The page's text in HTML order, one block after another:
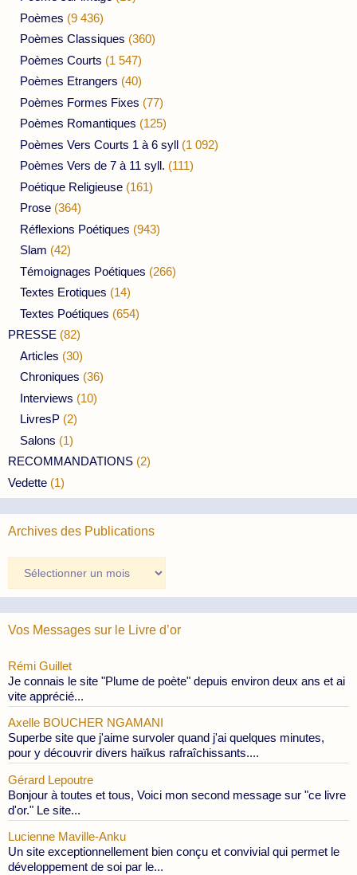
Poèmes (9 436)
Poèmes Classiques (360)
Poèmes Courts (1 547)
Poèmes Etrangers (40)
Poèmes Formes Fixes (77)
Poèmes Romantiques (125)
Poèmes Vers Courts 1 à 6 syll (1 092)
Poèmes Vers de 7 à 11 syll. (111)
Poétique Religieuse (161)
Prose (364)
Réflexions Poétiques (943)
Slam (42)
Témoignages Poétiques (266)
Textes Erotiques (14)
Textes Poétiques (654)
PRESSE (82)
Articles (30)
Chroniques (36)
Interviews (10)
LivresP (2)
Salons (1)
RECOMMANDATIONS (2)
Vedette (1)
Archives des Publications
des
Publications
Vos Messages sur le Livre d’or
Rémi Guillet
Je connais le site "Plume de poète" depuis environ deux ans et ai
vite apprécié...
Axelle BOUCHER NGAMANI
Superbe site que j'aime survoler quand j'ai quelques minutes,
pour y découvrir divers haïkus rafraîchissants....
Gérard Lepoutre
Bonjour à toutes et tous, Voici mon second message sur "ce livre
d'or." Le site...
Lucienne Maville-Anku
Un site exceptionnellement bien conçu et convivial qui permet le
développement de soi par le...